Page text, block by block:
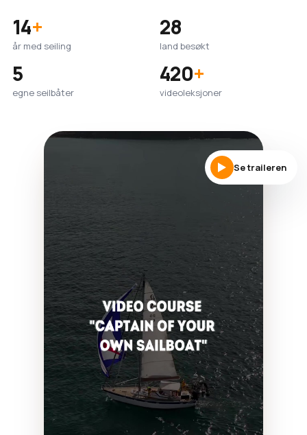
14+
år med seiling
28
land besøkt
5
egne seilbåter
420+
videoleksjoner
Se traileren